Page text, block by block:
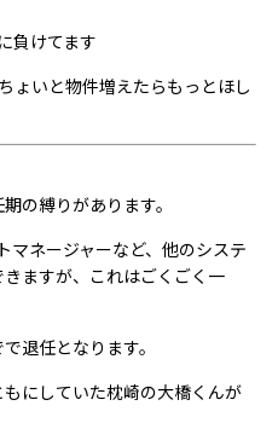
負けてます
ょいと物件増えたらもっとほし
の縛りがあります。
マネージャーなど、他のシステ
ますが、これはごくごく一
退任となります。
にしていた枕崎の大橋くんが